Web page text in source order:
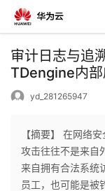
返
回
个
审计日志与追
TDengine内
yd_281265947
【摘要】 在网络
攻击往往不是来自
来自拥有合法系统
员工，也可能是被